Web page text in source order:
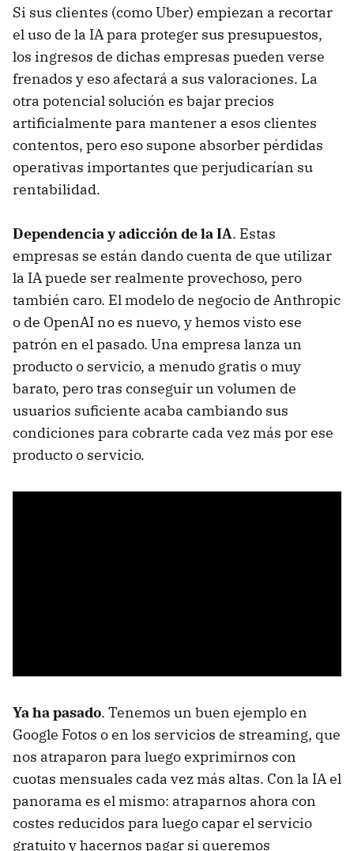
Si sus clientes (como Uber) empiezan a recortar
el uso de la IA para proteger sus presupuestos,
los ingresos de dichas empresas pueden verse
frenados y eso afectará a sus valoraciones. La
otra potencial solución es bajar precios
artificialmente para mantener a esos clientes
contentos, pero eso supone absorber pérdidas
operativas importantes que perjudicarían su
rentabilidad.
Dependencia y adicción de la IA. Estas
empresas se están dando cuenta de que utilizar
la IA puede ser realmente provechoso, pero
también caro. El modelo de negocio de Anthropic
o de OpenAI no es nuevo, y hemos visto ese
patrón en el pasado. Una empresa lanza un
producto o servicio, a menudo gratis o muy
barato, pero tras conseguir un volumen de
usuarios suficiente acaba cambiando sus
condiciones para cobrarte cada vez más por ese
producto o servicio.
Ya ha pasado. Tenemos un buen ejemplo en
Google Fotos o en los servicios de streaming, que
nos atraparon para luego exprimirnos con
cuotas mensuales cada vez más altas. Con la IA el
panorama es el mismo: atraparnos ahora con
costes reducidos para luego capar el servicio
gratuito y hacernos pagar si queremos